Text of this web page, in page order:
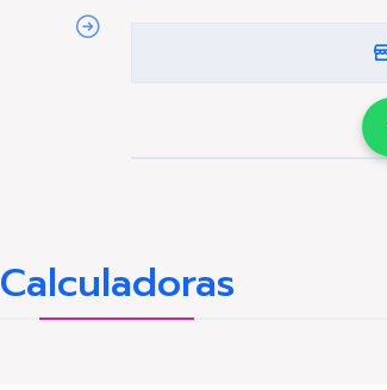
Calculadoras